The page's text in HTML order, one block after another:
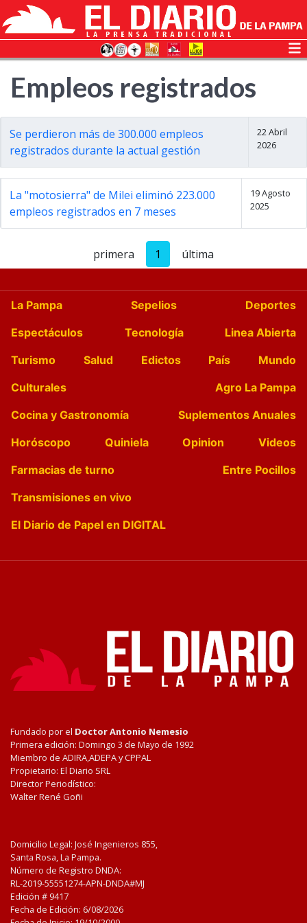
Empleos registrados
Se perdieron más de 300.000 empleos
registrados durante la actual gestión
22 Abril
2026
La "motosierra" de Milei eliminó 223.000
empleos registrados en 7 meses
19 Agosto
2025
primera 1 última
La Pampa Sepelios
Deportes
Espectáculos
Tecnología
Linea Abierta
Turismo
Salud Edictos País
Mundo
Culturales
Agro La Pampa
Cocina y Gastronomía
Suplementos Anuales
Horóscopo
Quiniela Opinion
Videos
Farmacias de turno
Entre Pocillos
Transmisiones en vivo
El Diario de Papel en DIGITAL
Fundado por el Doctor Antonio Nemesio
Primera edición: Domingo 3 de Mayo de 1992
Miembro de ADIRA,ADEPA y CPPAL
Propietario: El Diario SRL
Director Periodístico:
Walter René Goñi
Domicilio Legal: José Ingenieros 855,
Santa Rosa, La Pampa.
Número de Registro DNDA:
RL-2019-55551274-APN-DNDA#MJ
Edición # 9417
Fecha de Edición: 6/08/2026